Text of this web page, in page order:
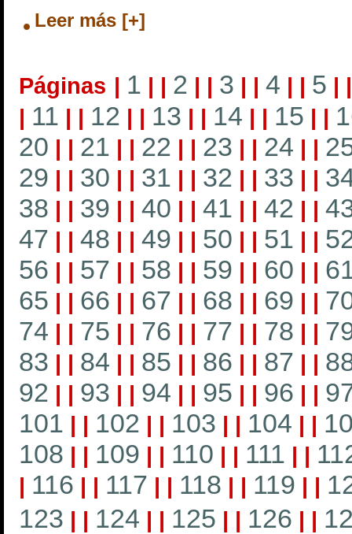
Leer más [+]
Páginas | 1 | | 2 | | 3 | | 4 | | 5 |
| 11 | | 12 | | 13 | | 14 | | 15 | |
20 | | 21 | | 22 | | 23 | | 24 | |
29 | | 30 | | 31 | | 32 | | 33 | |
38 | | 39 | | 40 | | 41 | | 42 | |
47 | | 48 | | 49 | | 50 | | 51 | |
56 | | 57 | | 58 | | 59 | | 60 | |
65 | | 66 | | 67 | | 68 | | 69 | |
74 | | 75 | | 76 | | 77 | | 78 | |
83 | | 84 | | 85 | | 86 | | 87 | |
92 | | 93 | | 94 | | 95 | | 96 | |
101 | | 102 | | 103 | | 104 | |
108 | | 109 | | 110 | | 111 | |
| 116 | | 117 | | 118 | | 119 | |
123 | | 124 | | 125 | | 126 | |